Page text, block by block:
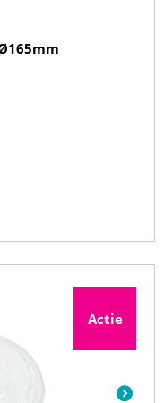
Actie